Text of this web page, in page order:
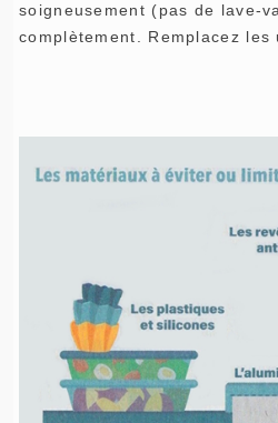
soigneusement (pas de lave-
complètement. Remplacez les